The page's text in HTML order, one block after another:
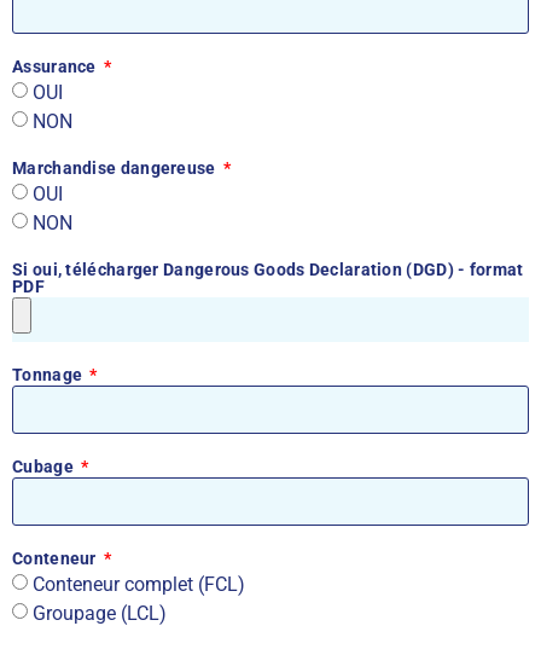
Assurance
OUI
NON
Marchandise dangereuse
OUI
NON
Si oui, télécharger Dangerous Goods Declaration (DGD) - format
PDF
Tonnage
Cubage
Conteneur
Conteneur complet (FCL)
Groupage (LCL)